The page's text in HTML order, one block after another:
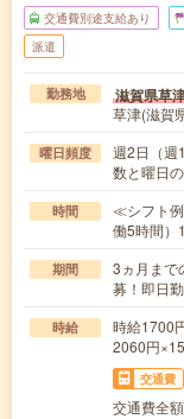
交通費別途支給あり
派遣
勤務地 滋賀県草
草津(滋賀
曜日頻度
週2日（週
数と曜日
時間
≪シフト
働5時間
期間 3ヵ月まで
募！即日
時給
時給1700
2060円
交通費
交通費全